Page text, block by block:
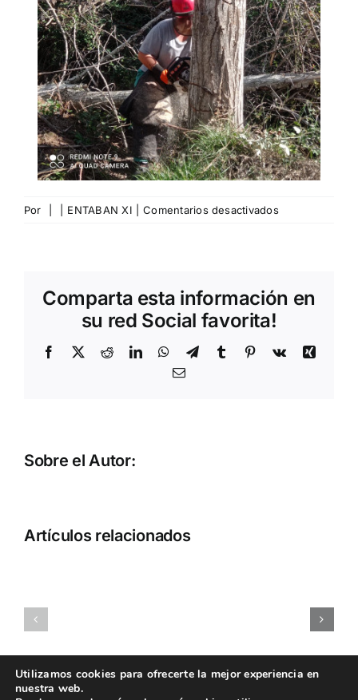
Por ENTABAN XI Comentarios desactivadosen
Comparta esta información en
su red Social favorita!
Facebook
X RedditLinkedInWhatsApp
TelegramTumblr Pinterest
Vk
Xing
Correo
Sobre el Autor:
Artículos relacionados
infantojuvenil
CON
Aviso legal
Política de cookies
Utilizamos cookies para ofrecerte la mejor experiencia en
nuestra web.